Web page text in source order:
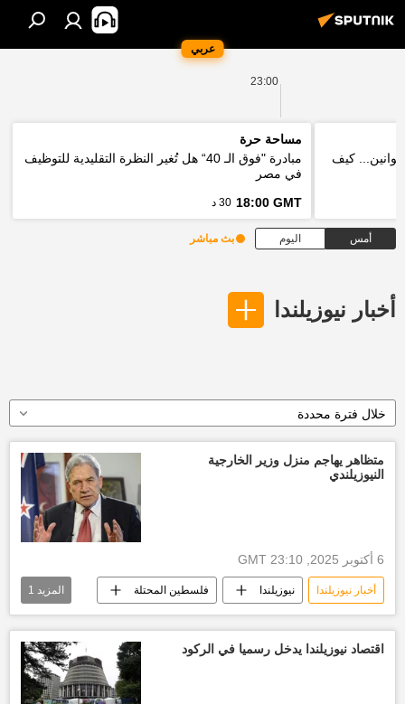
عربي
23:00
كيف
مساحة حرة
مبادرة "فوق الـ 40“ هل تُغير النظرة التقليدية للتوظيف
في مصر
18:00 GMT 30 د
أمس اليوم بث مباشر
أخبار نيوزيلندا
خلال فترة محددة
متظاهر يهاجم منزل وزير الخارجية
النيوزيلندي
6 أكتوبر 2025, 23:10 GMT
أخبار نيوزيلندا نيوزيلندا فلسطين المحتلة
الاعتراف بدولة فلسطين
المزيد 1
اقتصاد نيوزيلندا يدخل رسميا في الركود